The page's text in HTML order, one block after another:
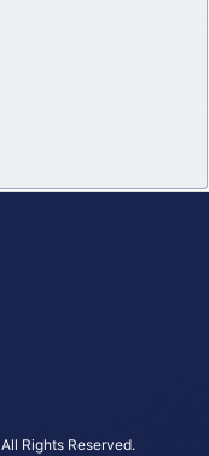
All Rights Reserved.